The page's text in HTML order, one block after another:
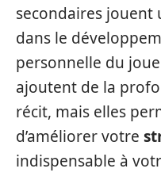
secondaires
dans le
personnelle du
ajoutent de la
récit, mais elles
d’améliorer votre
indispensable à